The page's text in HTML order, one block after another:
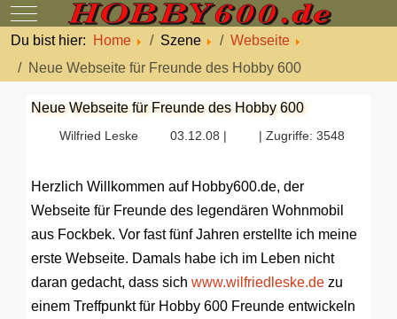
Mobile Menu Toggle
Du bist hier:
Home Szene
Webseite
Neue Webseite für Freunde des Hobby 600
Neue Webseite für Freunde des Hobby 600
Wilfried Leske 03.12.08 | | Zugriffe: 3548
Herzlich Willkommen auf Hobby600.de, der
Webseite für Freunde des legendären Wohnmobil
aus Fockbek. Vor fast fünf Jahren erstellte ich meine
erste Webseite. Damals habe ich im Leben nicht
daran gedacht, dass sich www.wilfriedleske.de zu
einem Treffpunkt für Hobby 600 Freunde entwickeln